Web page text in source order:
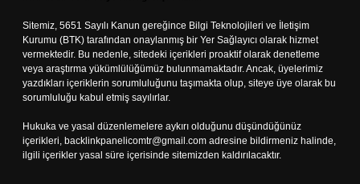
Sitemiz, 5651 Sayılı Kanun gereğince Bilgi Teknolojileri ve İletişim
Kurumu (BTK) tarafından onaylanmış bir Yer Sağlayıcı olarak hizmet
vermektedir. Bu nedenle, sitedeki içerikleri proaktif olarak denetleme
veya araştırma yükümlülüğümüz bulunmamaktadır. Ancak, üyelerimiz
yazdıkları içeriklerin sorumluluğunu taşımakta olup, siteye üye olarak bu
sorumluluğu kabul etmiş sayılırlar.
Hukuka ve yasal düzenlemelere aykırı olduğunu düşündüğünüz
içerikleri, backlinkpanelicomtr@gmail.com adresine bildirmeniz halinde,
ilgili içerikler yasal süre içerisinde sitemizden kaldırılacaktır.